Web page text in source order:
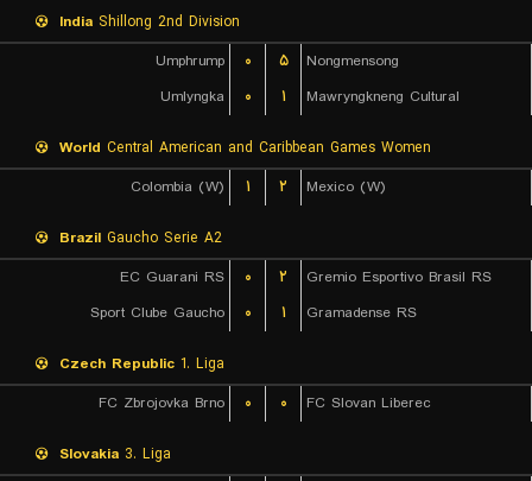
India Shillong 2nd Division
Umphrump
۰ ۵
Nongmensong
Umlyngka
۰ ۱ Mawryngkneng Cultural
World Central American and Caribbean Games Women
Colombia (W)
۱ ۲ Mexico (W)
Brazil Gaucho Serie A2
EC Guarani RS
۰ ۲
Gremio Esportivo Brasil RS
Sport Clube Gaucho
۰ ۱ Gramadense RS
Czech Republic 1. Liga
FC Zbrojovka Brno
۰ ۰ FC Slovan Liberec
Slovakia 3. Liga